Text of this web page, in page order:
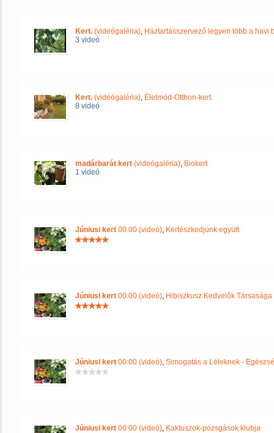
Kert. (videógaléria), Háztartásszervező legyen több a havi
3 videó
Kert. (videógaléria), Életmód-Otthon-kert.
8 videó
madárbarát kert (videógaléria), Biokert
1 videó
Júniusi kert 00:00 (videó), Kertészkedjünk együtt
Júniusi kert 00:00 (videó), Hibiszkusz Kedvelők Társasága
Júniusi kert 00:00 (videó), Simogatás a Léleknek -
Júniusi kert 00:00 (videó), Kaktuszok-pozsgások klubja